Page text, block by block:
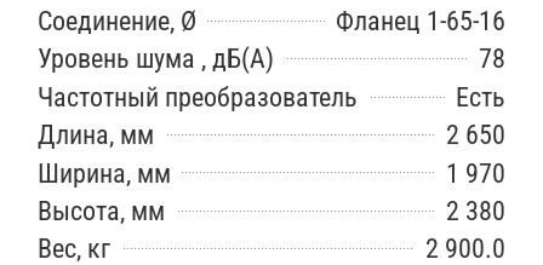
Соединение, Ø
Фланец 1-65-16
Уровень шума , дБ(А)
78
Частотный преобразователь
Есть
Длина, мм
2 650
Ширина, мм
1 970
Высота, мм
2 380
Вес, кг
2 900.0